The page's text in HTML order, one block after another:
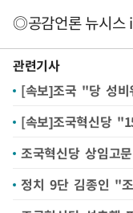
◎공감언론 뉴시스
관련기사
[속보]조국혁신당
조국혁신당 상임고
정치 9단 김종인 "